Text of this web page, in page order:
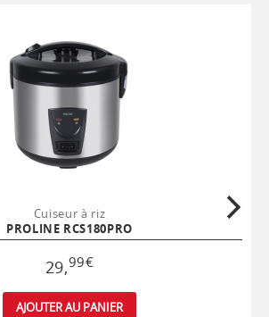
Cuiseur à riz
PROLINE RCS180PRO
29,99€
AJOUTER AU PANIER